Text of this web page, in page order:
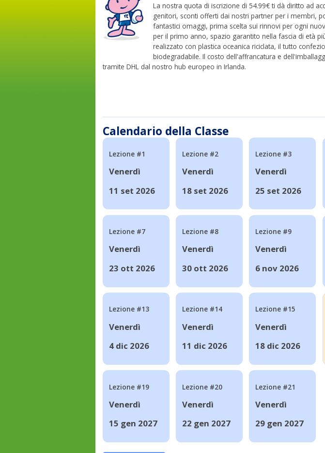
La nostra quota di iscrizione di 54.99€ ti dà diritto ad
genitori, sconti offerti dai nostri partner per i membri,
fantastici omaggi, prima scelta sui rinnovi per ogni
per il primo anno, spazio garantito nella fascia di età
realizzato con plastica oceanica riciclata, il tutto
biodegradabile. Il costo dell'affrancatura e
tramite DHL dal nostro hub europeo in Irlanda.
Calendario della Classe
Lezione #1
Venerdì
11 set 2026
Lezione #2
Venerdì
18 set 2026
Lezione #3
Venerdì
25 set 2026
Lezione #7
Venerdì
23 ott 2026
Lezione #8
Venerdì
30 ott 2026
Lezione #9
Venerdì
6 nov 2026
Lezione #13
Venerdì
4 dic 2026
Lezione #14
Venerdì
11 dic 2026
Lezione #15
Venerdì
18 dic 2026
Lezione #19
Venerdì
15 gen 2027
Lezione #20
Venerdì
22 gen 2027
Lezione #21
Venerdì
29 gen 2027